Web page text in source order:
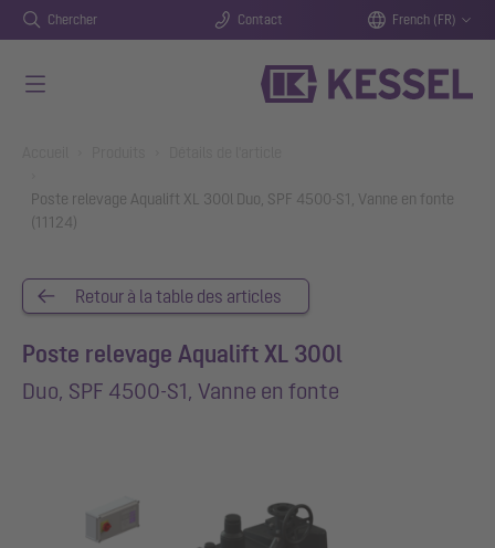
Chercher Contact French (FR)
Poste relevage Aqualift XL 300l Duo, SPF 4500-S1, Vanne en fonte
(11124)
Retour à la table des articles
Poste relevage Aqualift XL 300l
Duo, SPF 4500-S1, Vanne en fonte